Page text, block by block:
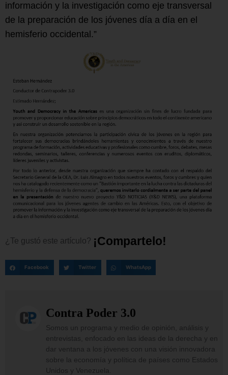
información y la investigación como eje transversal
de la preparación de los jóvenes día a día en el
hemisferio occidental.”
¿Te gustó este artículo? ¡Comparte o!
Facebook Twitter WhatsApp
Contra Poder 3.0
Somos un programa y medio de opinión, análisis y
entrevistas, enfocado en las ideas de la derecha y en
dar ventana a los jóvenes con una visión innovadora
sobre la economía y política de países como Estados
Unidos y Venezuela.